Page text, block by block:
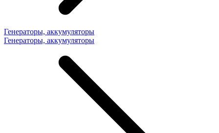
Генераторы, аккумуляторы
Генераторы, аккумуляторы